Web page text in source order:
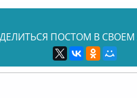
ПОСТОМ В СВОЕМ